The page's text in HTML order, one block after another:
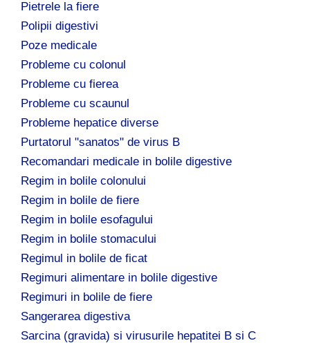
Pietrele la fiere
Polipii digestivi
Poze medicale
Probleme cu colonul
Probleme cu fierea
Probleme cu scaunul
Probleme hepatice diverse
Purtatorul "sanatos" de virus B
Recomandari medicale in bolile digestive
Regim in bolile colonului
Regim in bolile de fiere
Regim in bolile esofagului
Regim in bolile stomacului
Regimul in bolile de ficat
Regimuri alimentare in bolile digestive
Regimuri in bolile de fiere
Sangerarea digestiva
Sarcina (gravida) si virusurile hepatitei B si C